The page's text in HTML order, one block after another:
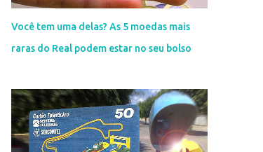
Você tem uma delas? As 5 moedas mais
raras do Real podem estar no seu bolso